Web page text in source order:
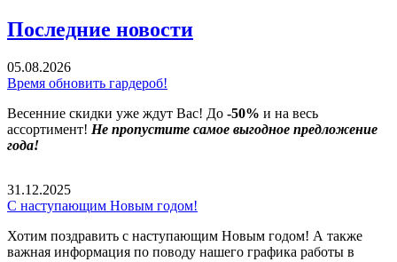
Последние новости
05.08.2026
Время обновить гардероб!
Весенние скидки уже ждут Вас! До -50% и на весь
ассортимент! Не пропустите самое выгодное предложение
года!
31.12.2025
С наступающим Новым годом!
Хотим поздравить с наступающим Новым годом! А также
важная информация по поводу нашего графика работы в